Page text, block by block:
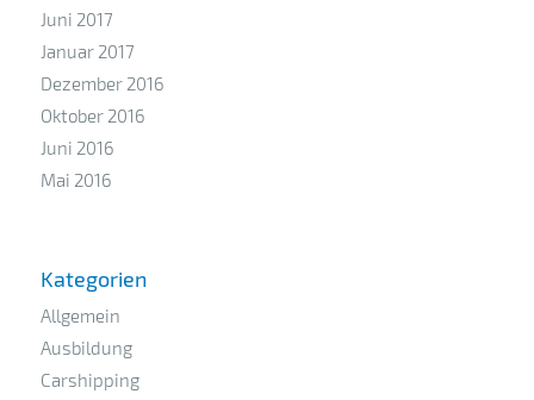
Juni 2017
Januar 2017
Dezember 2016
Oktober 2016
Juni 2016
Mai 2016
Kategorien
Allgemein
Ausbildung
Carshipping